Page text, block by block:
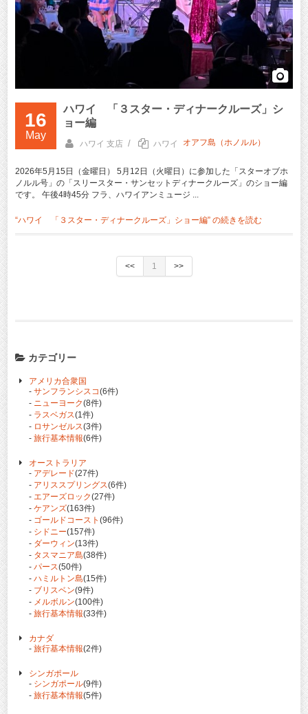
16
May
ハワイ 「３スター・ディナークルーズ」シ
ョー編
ハワイ 支店 / ハワイ オアフ島（ホノルル）
2026年5月15日（金曜日） 5月12日（火曜日）に参加した「スターオブホ
ノルル号」の「スリースター・サンセットディナークルーズ」のショー編
です。 午後4時45分 フラ、ハワイアンミュージ ...
“ハワイ 「３スター・ディナークルーズ」ショー編” の続きを読む
<< 1 >>
カテゴリー
アメリカ合衆国
- サンフランシスコ(6件)
- ニューヨーク(8件)
- ラスベガス(1件)
- ロサンゼルス(3件)
- 旅行基本情報(6件)
オーストラリア
- アデレード(27件)
- アリススプリングス(6件)
- エアーズロック(27件)
- ケアンズ(163件)
- ゴールドコースト (96件)
- シドニー(157件)
- ダーウィン(13件)
- タスマニア島(38件)
- パース(50件)
- ハミルトン島(15件)
- ブリスベン(9件)
- メルボルン(100件)
- 旅行基本情報(33件)
カナダ
- 旅行基本情報(2件)
シンガポール
- シンガポール(9件)
- 旅行基本情報(5件)